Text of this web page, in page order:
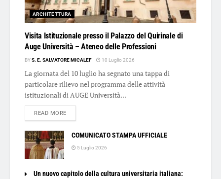
ARCHITETTURA
Visita Istituzionale presso il Palazzo del Quirinale di
Auge Università – Ateneo delle Professioni
BYS. E. SALVATORE MICALEF 10 Luglio 2026
La giornata del 10 luglio ha segnato una tappa di
particolare rilievo nel programma delle attività
istituzionali di AUGE Università...
READ MOREDETAILS
COMUNICATO STAMPA UFFICIALE
5 Luglio 2026
Un nuovo capitolo della cultura universitaria italiana: